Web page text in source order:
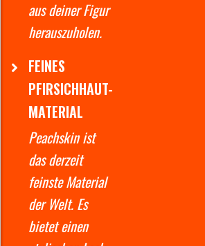
aus deiner Figur
herauszuholen.
FEINES
PFIRSICHHAUT-
MATERIAL
Peachskin ist
das derzeit
feinste Material
der Welt. Es
bietet einen